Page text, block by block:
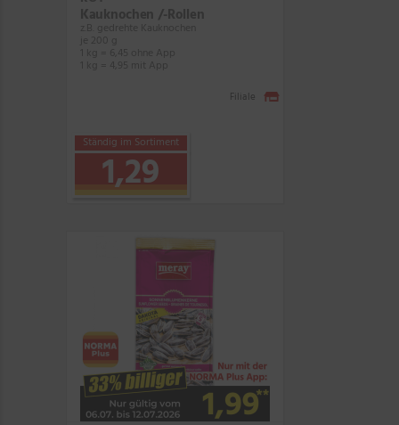
Kauknochen /-Rollen
1 kg = 6,45 ohne App
1 kg = 4,95 mit App
Ständig im Sortiment
1,29
Filiale